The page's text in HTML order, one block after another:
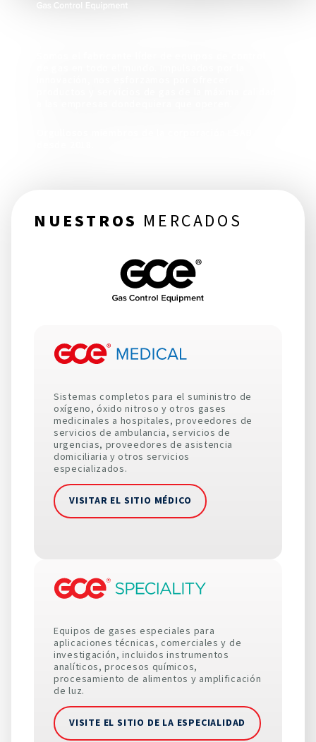
NUESTROS MERCADOS
Sistemas completos para el suministro de
oxígeno, óxido nitroso y otros gases
medicinales a hospitales, proveedores de
servicios de ambulancia, servicios de
urgencias, proveedores de asistencia
domiciliaria y otros servicios
especializados.
VISITAR EL SITIO MÉDICO
Equipos de gases especiales para
aplicaciones técnicas, comerciales y de
investigación, incluidos instrumentos
analíticos, procesos químicos,
procesamiento de alimentos y amplificación
de luz.
VISITE EL SITIO DE LA ESPECIALIDAD